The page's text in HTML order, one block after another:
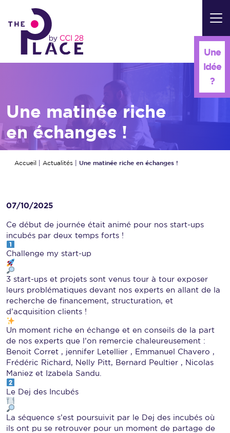
Une
idée
?
Une matinée riche
en échanges !
Accueil Actualités Une matinée riche en échanges !
07/10/2025
Ce début de journée était animé pour nos start-ups
incubés par deux temps forts !
Challenge my start-up
3 start-ups et projets sont venus tour à tour exposer
leurs problématiques devant nos experts en allant de la
recherche de financement, structuration, et
d’acquisition clients !
Un moment riche en échange et en conseils de la part
de nos experts que l’on remercie chaleureusement :
Benoit Corret , jennifer Letellier , Emmanuel Chavero ,
Frédéric Richard, Nelly Pitt, Bernard Peultier , Nicolas
Maniez et Izabela Sandu.
Le Dej des Incubés
La séquence s’est poursuivit par le Dej des incubés où
ils ont pu se retrouver pour un moment de partage de